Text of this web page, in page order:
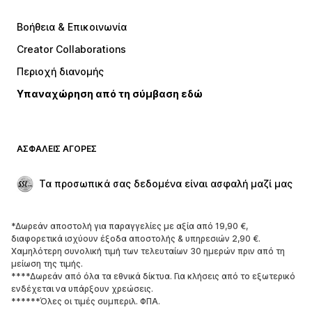
Εσώρουχα
Παλτό
Φούστες
Περιστάσεις
Aποκλειστικά
ΠΑΠΟΎΤΣΙΑ
ΝΕΑ
Trending
Sneakers
Μποτάκια
Γόβες και ψηλοτάκουνα
Βοήθεια & Επικοινωνία
Creator Collaborations
Περιοχή διανομής
Υπαναχώρηση από τη σύμβαση εδώ
ΑΣΦΑΛΕΊΣ ΑΓΟΡΈΣ
Τα προσωπικά σας δεδομένα είναι ασφαλή μαζί μας
*Δωρεάν αποστολή για παραγγελίες με αξία από 19,90 €,
διαφορετικά ισχύουν έξοδα αποστολής & υπηρεσιών 2,90 €.
Χαμηλότερη συνολική τιμή των τελευταίων 30 ημερών πριν από τη
μείωση της τιμής.
****Δωρεάν από όλα τα εθνικά δίκτυα. Για κλήσεις από το εξωτερικό
ενδέχεται να υπάρξουν χρεώσεις.
******Όλες οι τιμές συμπεριλ. ΦΠΑ.